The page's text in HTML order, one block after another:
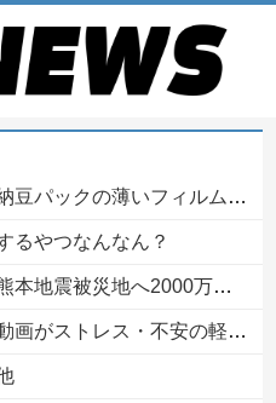
ムって何のために入っていの？って聞くわけ」
るやつなんなん？
震被災地へ2000万円の寄付！
安の軽減になる可能性。英大学の研究で実証